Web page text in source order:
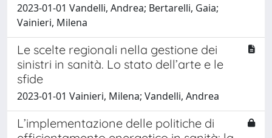
2023-01-01 Vandelli, Andrea; Bertarelli, Gaia;
Vainieri, Milena
Le scelte regionali nella gestione dei
sinistri in sanità. Lo stato dell’arte e le
sfide
2023-01-01 Vainieri, Milena; Vandelli, Andrea
L’implementazione delle politiche di